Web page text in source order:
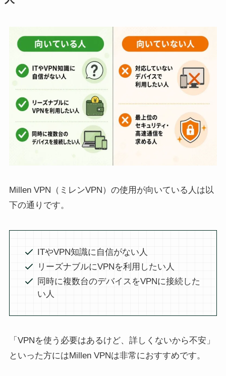
Millen VPN（ミレンVPN）の使用が向いている人は以
下の通りです。
ITやVPN知識に自信がない人
リーズナブルにVPNを利用したい人
同時に複数台のデバイスをVPNに接続した
い人
「VPNを使う必要はあるけど、詳しくないから不安」
といった方にはMillen VPNは非常におすすめです。